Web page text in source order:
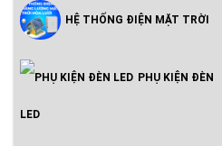
HỆ THỐNG ĐIỆN MẶT TRỜI
Inveter Hòa Lưới Có Lưu Trữ -
PHỤ KIỆN ĐÈN
LED